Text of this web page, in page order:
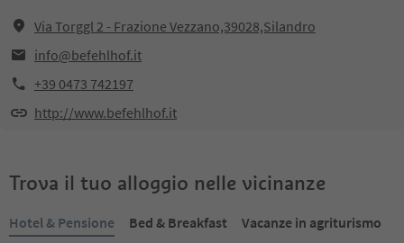
Via Torggl 2 - Frazione Vezzano,39028,Silandro
info@befehlhof.it
+39 0473 742197
http://www.befehlhof.it
Trova il tuo alloggio nelle vicinanze
Hotel & Pensione Bed & Breakfast
Vacanze in agriturismo